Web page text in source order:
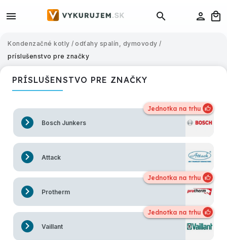
Kondenzačné kotly / odťahy spalín, dymovody /
príslušenstvo pre značky
PRÍSLUŠENSTVO PRE ZNAČKY
Bosch Junkers
Attack
Protherm
Vaillant